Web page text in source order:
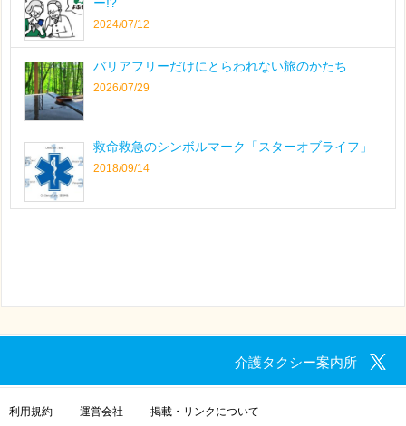
2024/07/12
バリアフリーだけにとらわれない旅のかたち
2026/07/29
救命救急のシンボルマーク「スターオブライフ」
2018/09/14
介護タクシー案内所
利用規約 運営会社 掲載・リンクについて